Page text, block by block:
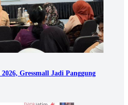
Gressmall Jadi Panggung